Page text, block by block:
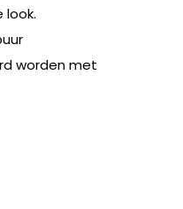
look.
worden met